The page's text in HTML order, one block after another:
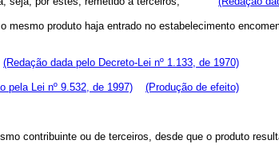
o mesmo produto haja entrado no estabelecimento
(Redação dada pelo Decreto-Lei nº 1.133, de 1970)
pela Lei nº 9.532, de 1997) (Produção de efeito)
ou de terceiros, desde que o produto